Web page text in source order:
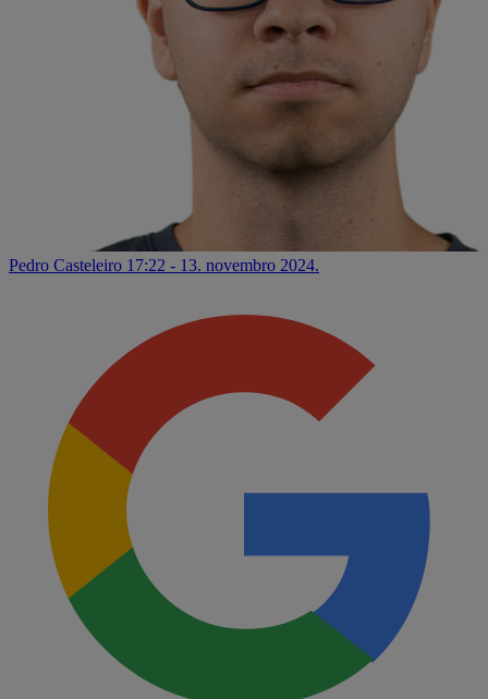
Pedro Casteleiro 17:22 - 13. novembro 2024.